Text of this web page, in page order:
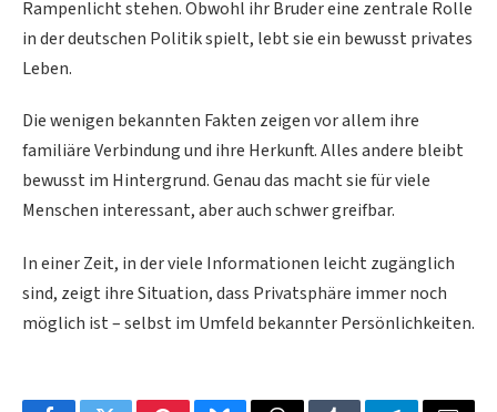
Rampenlicht stehen. Obwohl ihr Bruder eine zentrale Rolle
in der deutschen Politik spielt, lebt sie ein bewusst privates
Leben.
Die wenigen bekannten Fakten zeigen vor allem ihre
familiäre Verbindung und ihre Herkunft. Alles andere bleibt
bewusst im Hintergrund. Genau das macht sie für viele
Menschen interessant, aber auch schwer greifbar.
In einer Zeit, in der viele Informationen leicht zugänglich
sind, zeigt ihre Situation, dass Privatsphäre immer noch
möglich ist – selbst im Umfeld bekannter Persönlichkeiten.